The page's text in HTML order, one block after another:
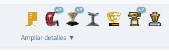
x2 x2 x2
Ampliar detalles ▼